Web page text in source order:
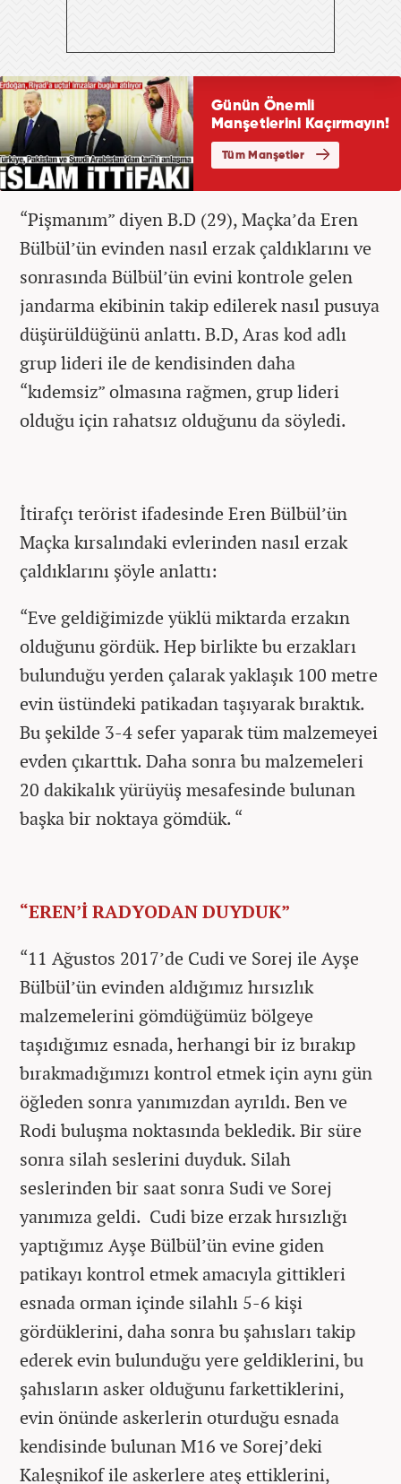
“Pişmanım” diyen B.D (29), Maçka’da Eren
Bülbül’ün evinden nasıl erzak çaldıklarını ve
sonrasında Bülbül’ün evini kontrole gelen
jandarma ekibinin takip edilerek nasıl pusuya
düşürüldüğünü anlattı. B.D, Aras kod adlı
grup lideri ile de kendisinden daha
“kıdemsiz” olmasına rağmen, grup lideri
olduğu için rahatsız olduğunu da söyledi.
İtirafçı terörist ifadesinde Eren Bülbül’ün
Maçka kırsalındaki evlerinden nasıl erzak
çaldıklarını şöyle anlattı:
“Eve geldiğimizde yüklü miktarda erzakın
olduğunu gördük. Hep birlikte bu erzakları
bulunduğu yerden çalarak yaklaşık 100 metre
evin üstündeki patikadan taşıyarak bıraktık.
Bu şekilde 3-4 sefer yaparak tüm malzemeyei
evden çıkarttık. Daha sonra bu malzemeleri
20 dakikalık yürüyüş mesafesinde bulunan
başka bir noktaya gömdük. “
“EREN’İ RADYODAN DUYDUK”
“11 Ağustos 2017’de Cudi ve Sorej ile Ayşe
Bülbül’ün evinden aldığımız hırsızlık
malzemelerini gömdüğümüz bölgeye
taşıdığımız esnada, herhangi bir iz bırakıp
bırakmadığımızı kontrol etmek için aynı gün
öğleden sonra yanımızdan ayrıldı. Ben ve
Rodi buluşma noktasında bekledik. Bir süre
sonra silah seslerini duyduk. Silah
seslerinden bir saat sonra Sudi ve Sorej
yanımıza geldi. Cudi bize erzak hırsızlığı
yaptığımız Ayşe Bülbül’ün evine giden
patikayı kontrol etmek amacıyla gittikleri
esnada orman içinde silahlı 5-6 kişi
gördüklerini, daha sonra bu şahısları takip
ederek evin bulunduğu yere geldiklerini, bu
şahısların asker olduğunu farkettiklerini,
evin önünde askerlerin oturduğu esnada
kendisinde bulunan M16 ve Sorej’deki
Kaleşnikof ile askerlere ateş ettiklerini,